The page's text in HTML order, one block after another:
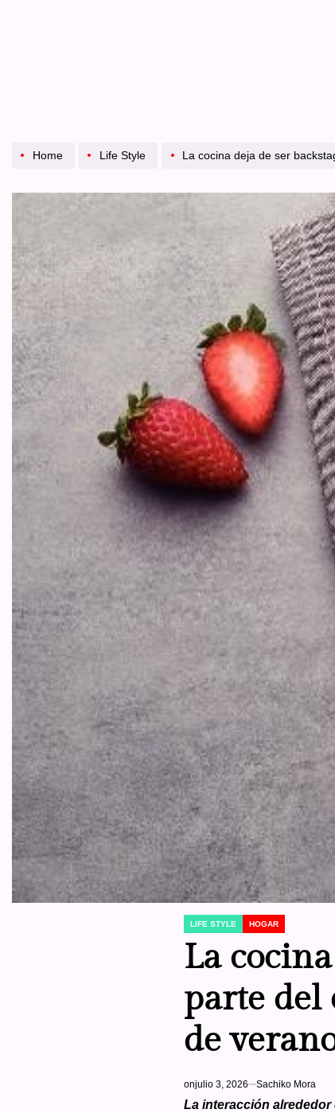
Home Life Style La cocina deja de ser backstage:
POSTED
LIFE STYLE HOGAR
La
parte del
de
onjulio 3, 2026 Sachiko Mora
La interacción